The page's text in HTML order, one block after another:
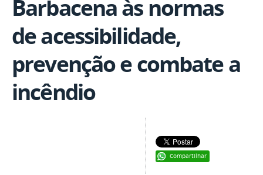
Barbacena às normas
de acessibilidade,
prevenção e combate a
incêndio
Compartilhar